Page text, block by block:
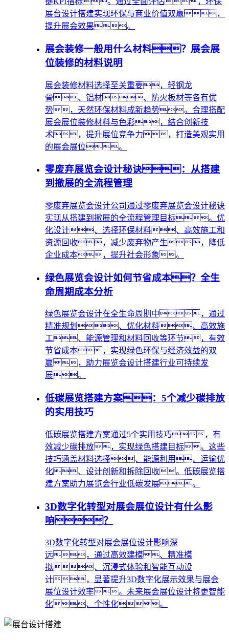
展台设计搭建实现环保与商业价值双赢，
提升展会效果。
展会装修一般用什么材料？展会展
位装修的材料说明
展会装修材料选择至关重要，轻钢龙
骨、铝材、防火板材等各有优
势，天然环保材料成新趋势。合理搭配
展会展位装修材料与色彩，结合创新技
术，提升展位竞争力，打造美观实用
的展会展位。
零废弃展览会设计秘诀：从搭建
到撤展的全流程管理
零废弃展览会设计公司通过零废弃展览会设计秘诀
实现从搭建到撤展的全流程管理目标。优
化设计、选择环保材料、高效施工和
资源回收，减少废弃物产生，降低
企业成本，提升社会形象。
绿色展览会设计如何节省成本？全生
命周期成本分析
绿色展览会设计在全生命周期中，通过
精准规划、优化材料、高效施
工、能源管理和材料回收等环节，有效
节省成本，实现绿色环保与经济效益的双
赢，助力展览会设计搭建行业可持续发
展。
低碳展览搭建方案：5个减少碳排放
的实用技巧
低碳展览搭建方案通过5个实用技巧，有
效减少碳排放，实现绿色搭建目标。这些
技巧涵盖材料选择、能源利用、运输优
化、设计创新和拆除回收。低碳展览搭
建方案助力展览会行业低碳发展。
3D数字化转型对展会展位设计有什么影
响？
3D数字化转型对展会展位设计影响深
远，通过高效建模、精准模
拟、沉浸式体验和智能互动设
计，显著提升3D数字化展示效果与展会
展位设计效率。未来展会展位设计将更智能
化、个性化。